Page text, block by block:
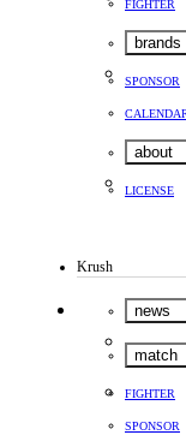
FIGHTER
brands
SPONSOR
about
LICENSE
Krush
news
match
FIGHTER
SPONSOR